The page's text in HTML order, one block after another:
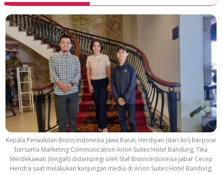
Kepala Perwakilan Bisnis Indonesia Jawa Barat, Herdiyan (dari kiri) berpose
bersama Marketing Communication Arion Suites Hotel Bandung, Tika
Merdekawati (tengah) didampingi oleh Staf Bisnis Indonesia Jabar Cecep
Hendra saat melakukan kunjungan media di Arion Suites Hotel Bandung,